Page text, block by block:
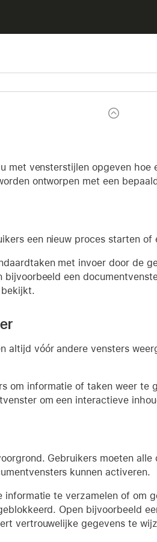
met vensterstijlen opgeven hoe
ontworpen met een
een nieuw proces starten
met invoer door de
bijvoorbeeld een
altijd vóór andere vensters
om informatie of taken weer
om een interactieve
Gebruikers moeten
kunnen activeren.
informatie te verzamelen of om
Open bijvoorbeeld
vertrouwelijke gegevens te